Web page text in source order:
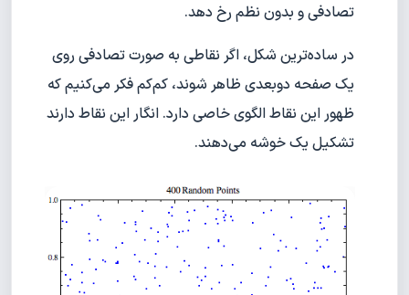
تصادفی و بدون نظم رخ دهد.
در ساده‌ترین شکل، اگر نقاطی به صورت تصادفی روی
یک صفحه دوبعدی ظاهر شوند، کم‌کم فکر می‌کنیم که
ظهور این نقاط الگوی خاصی دارد. انگار این نقاط دارند
تشکیل یک خوشه می‌دهند.